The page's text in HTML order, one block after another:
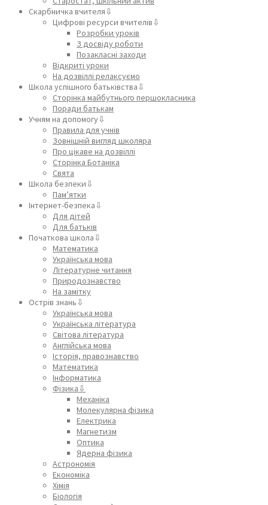
Скарбничка вчителя⇩
Цифрові ресурси вчителів⇩
Розробки уроків
З досвіду роботи
Позакласні заходи
Відкриті уроки
На дозвіллі релаксуємо
Школа успішного батьківства⇩
Сторінка майбутнього першокласника
Поради батькам
Учням на допомогу⇩
Правила для учнів
Зовнішній вигляд школяра
Про цікаве на дозвіллі
Сторінка Ботаніка
Свята
Школа безпеки⇩
Пам’ятки
Інтернет-безпека⇩
Для дітей
Для батьків
Початкова школа⇩
Математика
Українська мова
Літературне читання
Природознавство
На замітку
Острів знань⇩
Українська мова
Українська література
Світова література
Англійська мова
Історія, правознавство
Математика
Інформатика
Фізика⇩
Механіка
Молекулярна фізика
Електрика
Магнетизм
Оптика
Ядерна фізика
Астрономія
Економіка
Хімія
Біологія